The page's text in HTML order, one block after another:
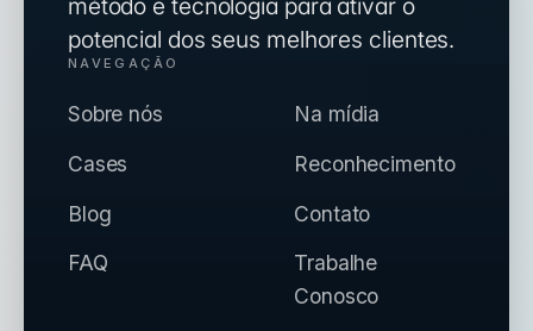
método e tecnologia para ativar o
potencial dos seus melhores clientes.
NAVEGAÇÃO
Sobre nós
Na mídia
Cases
Reconhecimento
Blog
Contato
FAQ
Trabalhe
Conosco